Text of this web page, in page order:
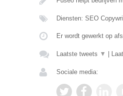
Diensten: SEO
Er wordt gewerkt op
Laatste tweets ▼
Sociale media: